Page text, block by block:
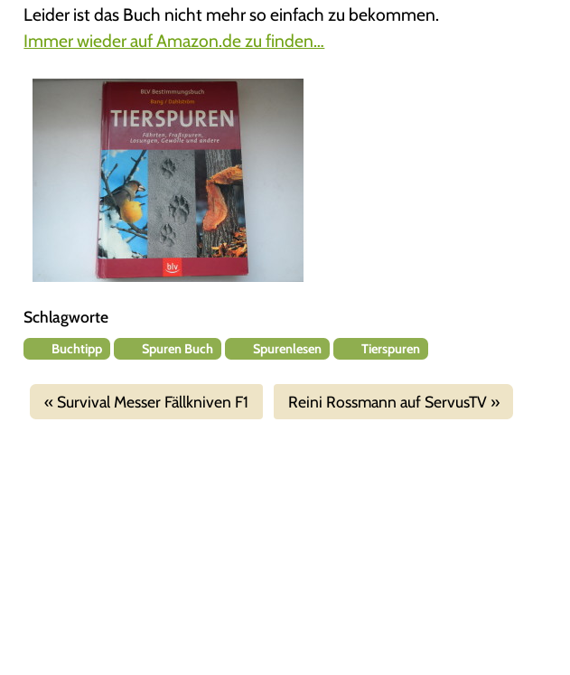
Leider ist das Buch nicht mehr so einfach zu bekommen.
Immer wieder auf Amazon.de zu finden…
Schlagworte
Buchtipp Spuren Buch Spurenlesen Tierspuren
Survival Messer Fällkniven F1 Reini Rossmann auf ServusTV